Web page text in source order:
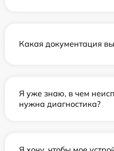
Какая документация
Я уже знаю, в чем
нужна диагностика?